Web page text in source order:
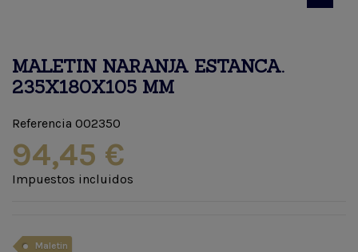
MALETIN NARANJA ESTANCA.
235X180X105 MM
Referencia 002350
94,45 €
Impuestos incluidos
Maletin